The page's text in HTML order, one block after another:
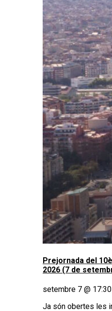
Prejornada del
2026 (7 de
setembre 7 @ 17:30
Ja són obertes les